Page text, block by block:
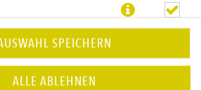
SPEICHERN
ALLE ABLEHNEN
würzigem Anis & spritziger Zitrone